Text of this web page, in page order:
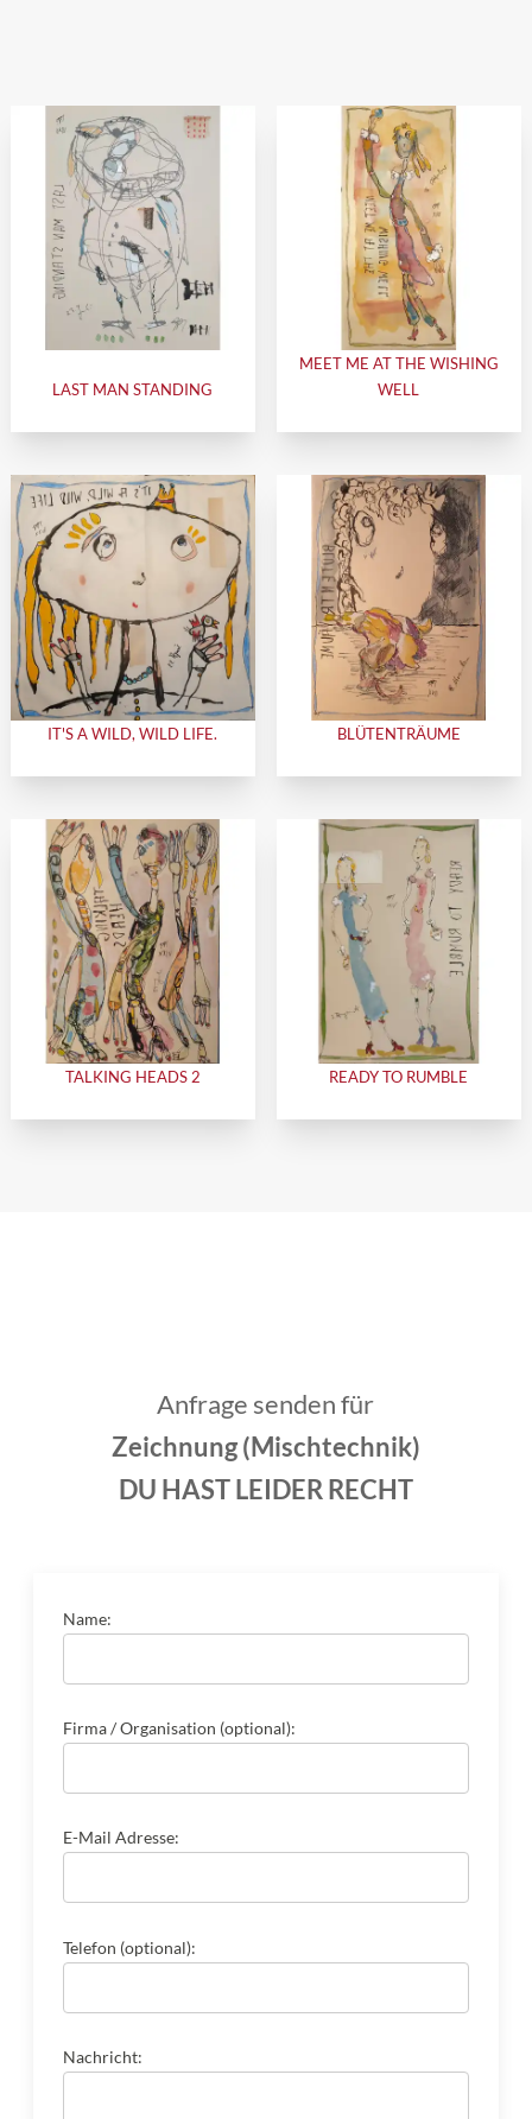
LAST MAN STANDING
MEET ME AT THE WISHING
WELL
IT'S A WILD, WILD LIFE. BLÜTENTRÄUME
TALKING HEADS 2 READY TO RUMBLE
Anfrage senden für
Zeichnung (Mischtechnik)
DU HAST LEIDER RECHT
Name:
Firma / Organisation (optional):
E-Mail Adresse:
Telefon (optional):
Nachricht: